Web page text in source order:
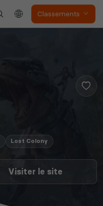
Classements
Lost Colony
Visiter le site